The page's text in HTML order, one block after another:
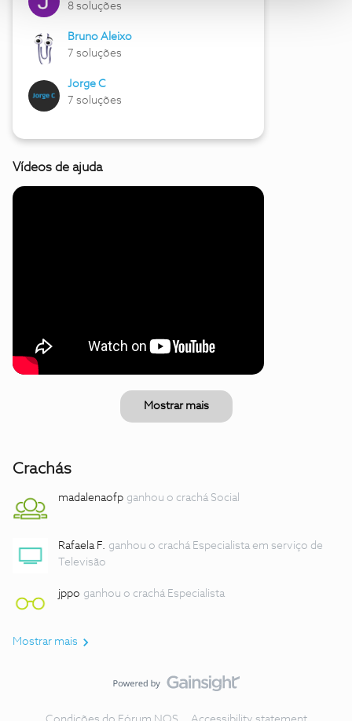
8 soluções
Bruno Aleixo
7 soluções
Jorge C
7 soluções
Vídeos de ajuda
Mostrar mais
Crachás
madalenaofp ganhou o crachá Social
Rafaela F. ganhou o crachá Especialista em serviço de
Televisão
jppo ganhou o crachá Especialista
Mostrar mais